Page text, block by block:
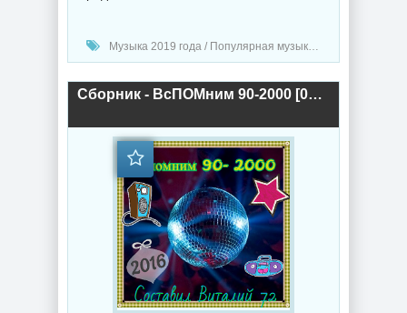
Музыка 2019 года / Популярная музыка / Ретро музыка / Диско музыка
Сборник - ВсПОМним 90-2000 [01-06] (2019) торрент